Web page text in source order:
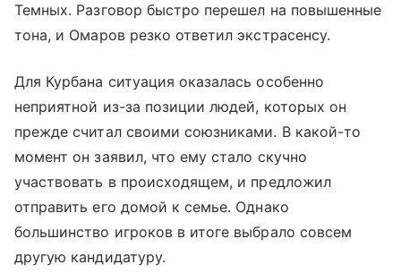
Темных. Разговор быстро перешел на повышенные
тона, и Омаров резко ответил экстрасенсу.
Для Курбана ситуация оказалась особенно
неприятной из-за позиции людей, которых он
прежде считал своими союзниками. В какой-то
момент он заявил, что ему стало скучно
участвовать в происходящем, и предложил
отправить его домой к семье. Однако
большинство игроков в итоге выбрало совсем
другую кандидатуру.